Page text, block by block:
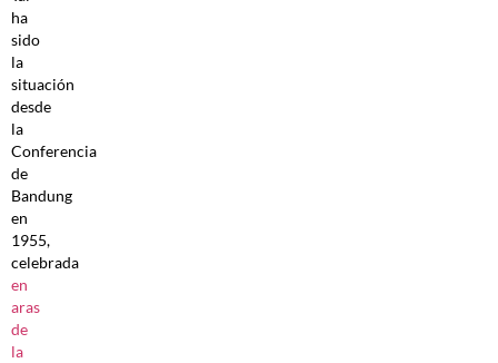
ha
sido
la
situación
desde
la
Conferencia
de
Bandung
en
1955,
celebrada
en
aras
de
la